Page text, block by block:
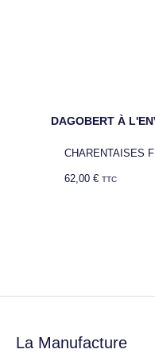
DAGOBERT À
CHARENTAISES
62,00€ TTC
La Manufacture